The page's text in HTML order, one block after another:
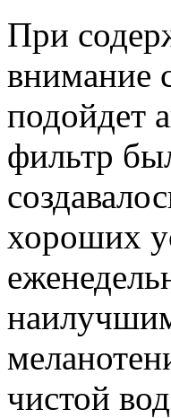
При
внимание
подойдет
фильтр
хороших
чистой